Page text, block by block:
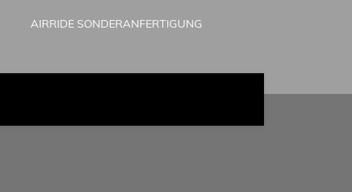
AIRRIDE SONDERANFERTIGUNG